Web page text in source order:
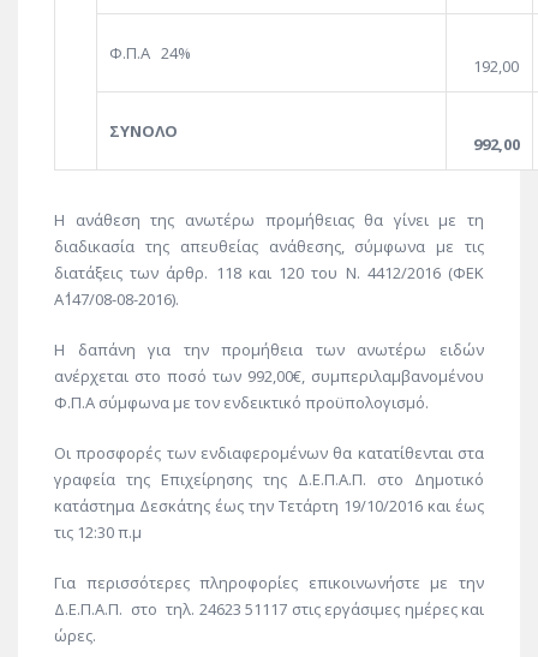
Φ.Π.Α 24%
192,00
ΣΥΝΟΛΟ
992,00
Η ανάθεση της ανωτέρω προμήθειας θα γίνει με τη
διαδικασία της απευθείας ανάθεσης, σύμφωνα με τις
διατάξεις των άρθρ. 118 και 120 του Ν. 4412/2016 (ΦΕΚ
Α΄147/08-08-2016).
Η δαπάνη για την προμήθεια των ανωτέρω ειδών
ανέρχεται στο ποσό των 992,00€, συμπεριλαμβανομένου
Φ.Π.Α σύμφωνα με τον ενδεικτικό προϋπολογισμό.
Οι προσφορές των ενδιαφερομένων θα κατατίθενται στα
γραφεία της Επιχείρησης της Δ.Ε.Π.Α.Π. στο Δημοτικό
κατάστημα Δεσκάτης έως την Τετάρτη 19/10/2016 και έως
τις 12:30 π.μ
Για περισσότερες πληροφορίες επικοινωνήστε με την
Δ.Ε.Π.Α.Π. στο τηλ. 24623 51117 στις εργάσιμες ημέρες και
ώρες.